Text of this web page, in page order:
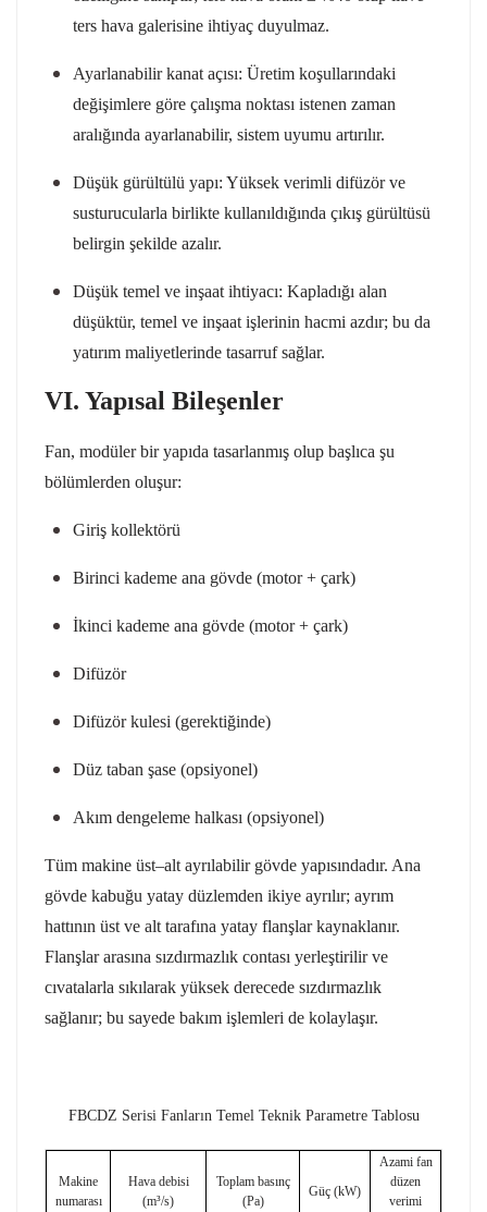
ters hava galerisine ihtiyaç duyulmaz.
Ayarlanabilir kanat açısı: Üretim koşullarındaki
değişimlere göre çalışma noktası istenen zaman
aralığında ayarlanabilir, sistem uyumu artırılır.
Düşük gürültülü yapı: Yüksek verimli difüzör ve
susturucularla birlikte kullanıldığında çıkış gürültüsü
belirgin şekilde azalır.
Düşük temel ve inşaat ihtiyacı: Kapladığı alan
düşüktür, temel ve inşaat işlerinin hacmi azdır; bu da
yatırım maliyetlerinde tasarruf sağlar.
VI. Yapısal Bileşenler
Fan, modüler bir yapıda tasarlanmış olup başlıca şu
bölümlerden oluşur:
Giriş kollektörü
Birinci kademe ana gövde (motor + çark)
İkinci kademe ana gövde (motor + çark)
Difüzör
Difüzör kulesi (gerektiğinde)
Düz taban şase (opsiyonel)
Akım dengeleme halkası (opsiyonel)
Tüm makine üst–alt ayrılabilir gövde yapısındadır. Ana
gövde kabuğu yatay düzlemden ikiye ayrılır; ayrım
hattının üst ve alt tarafına yatay flanşlar kaynaklanır.
Flanşlar arasına sızdırmazlık contası yerleştirilir ve
cıvatalarla sıkılarak yüksek derecede sızdırmazlık
sağlanır; bu sayede bakım işlemleri de kolaylaşır.
FBCDZ Serisi Fanların Temel Teknik Parametre Tablosu
Makine
numarası
Hava debisi
(m³/s)
Toplam basınç
(Pa)
Güç (kW)
Azami fan
düzen
verimi